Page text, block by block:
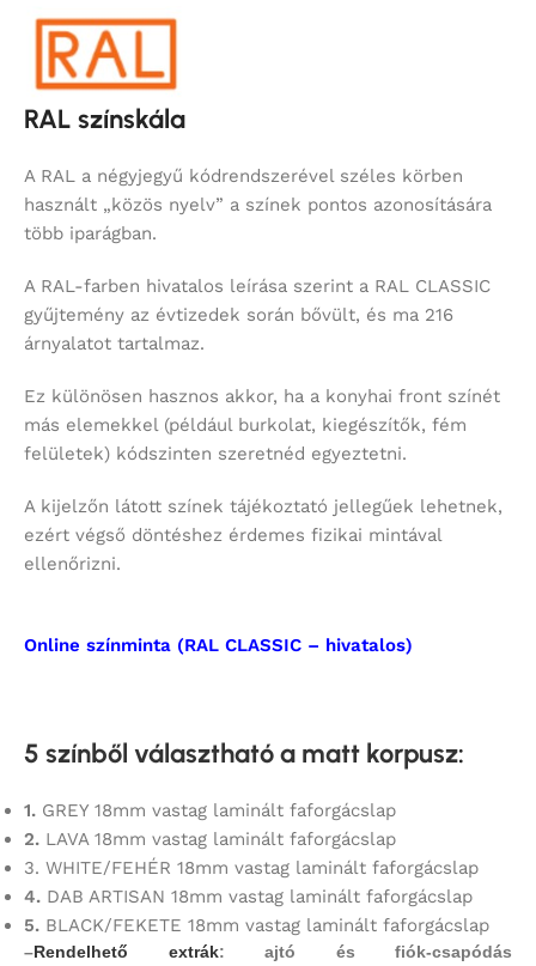
RAL színskála
A RAL a négyjegyű kódrendszerével széles körben
használt „közös nyelv” a színek pontos azonosítására
több iparágban.
A RAL-farben hivatalos leírása szerint a RAL CLASSIC
gyűjtemény az évtizedek során bővült, és ma 216
árnyalatot tartalmaz.
Ez különösen hasznos akkor, ha a konyhai front színét
más elemekkel (például burkolat, kiegészítők, fém
felületek) kódszinten szeretnéd egyeztetni.
A kijelzőn látott színek tájékoztató jellegűek lehetnek,
ezért végső döntéshez érdemes fizikai mintával
ellenőrizni.
Online színminta (RAL CLASSIC – hivatalos)
5 színből választható a matt korpusz:
1. GREY 18mm vastag laminált faforgácslap
2. LAVA 18mm vastag laminált faforgácslap
3. WHITE/FEHÉR 18mm vastag laminált faforgácslap
4. DAB ARTISAN 18mm vastag laminált faforgácslap
5. BLACK/FEKETE 18mm vastag laminált faforgácslap
–Rendelhető extrák: ajtó és fiók-csapódás